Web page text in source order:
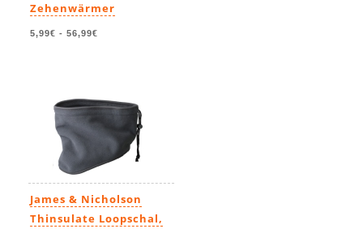
Zehenwärmer
5,99€ - 56,99€
James & Nicholson
Thinsulate Loopschal,